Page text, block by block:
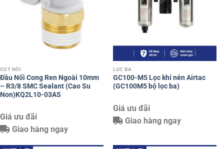
CÚT NỐI
Đầu Nối Cong Ren Ngoài 10mm
– R3/8 SMC Sealant (Cao Su
Non)KQ2L10-03AS
Giá ưu đãi
Giao hàng ngay
LỌC BA
GC100-M5 Lọc khí nén Airtac
(GC100M5 bộ lọc ba)
Giá ưu đãi
Giao hàng ngay